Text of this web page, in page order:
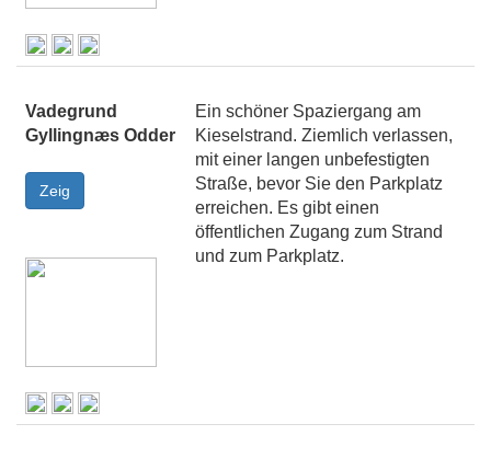
Vadegrund
Gyllingnæs Odder
Ein schöner Spaziergang am
Kieselstrand. Ziemlich verlassen,
mit einer langen unbefestigten
Straße, bevor Sie den Parkplatz
erreichen. Es gibt einen
öffentlichen Zugang zum Strand
und zum Parkplatz.